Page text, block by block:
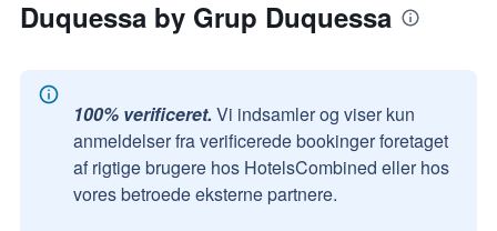
Duquessa by Grup Duquessa
100% verificeret. Vi indsamler og viser kun
anmeldelser fra verificerede bookinger foretaget
af rigtige brugere hos HotelsCombined eller hos
vores betroede eksterne partnere.